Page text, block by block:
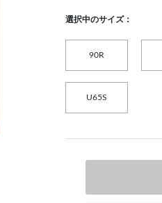
選択中のサイズ：
90R
U65S